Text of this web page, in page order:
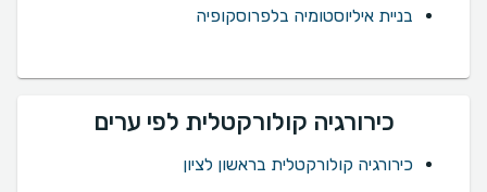
בניית איליוסטומיה בלפרוסקופיה
כירורגיה קולורקטלית לפי ערים
כירורגיה קולורקטלית בראשון לציון